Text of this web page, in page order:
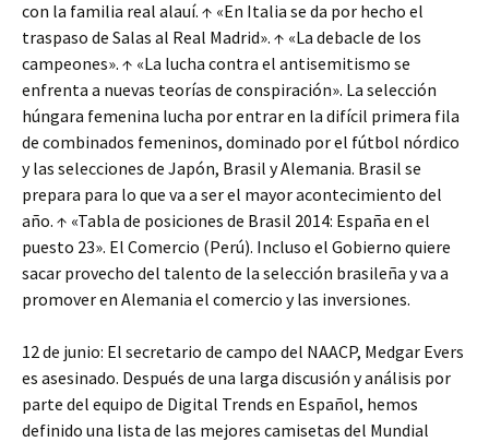
con la familia real alauí. ↑ «En Italia se da por hecho el
traspaso de Salas al Real Madrid». ↑ «La debacle de los
campeones». ↑ «La lucha contra el antisemitismo se
enfrenta a nuevas teorías de conspiración». La selección
húngara femenina lucha por entrar en la difícil primera fila
de combinados femeninos, dominado por el fútbol nórdico
y las selecciones de Japón, Brasil y Alemania. Brasil se
prepara para lo que va a ser el mayor acontecimiento del
año. ↑ «Tabla de posiciones de Brasil 2014: España en el
puesto 23». El Comercio (Perú). Incluso el Gobierno quiere
sacar provecho del talento de la selección brasileña y va a
promover en Alemania el comercio y las inversiones.
12 de junio: El secretario de campo del NAACP, Medgar Evers
es asesinado. Después de una larga discusión y análisis por
parte del equipo de Digital Trends en Español, hemos
definido una lista de las mejores camisetas del Mundial